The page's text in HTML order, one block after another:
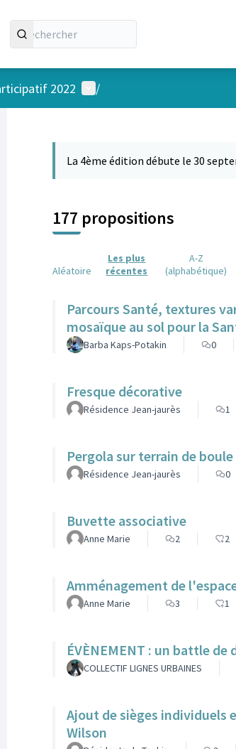
2022 Menu utilisateur
/
La 4ème édition débute le 30
177 propositions
Aléatoire
Les plus
récentes
A-Z
(alphabétique)
Parcours Santé, textures
mosaïque au sol pour la
Barba Kaps-Potakin 0
Fresque décorative
Résidence Jean-jaurès 1
Pergola sur terrain de boule
Résidence Jean-jaurès 0
Buvette associative
Anne Marie 2 2
Amménagement de
Anne Marie 3 1
ÉVÈNEMENT : un battle
COLLECTIF LIGNES URBAINES
Ajout de sièges individuels
Wilson